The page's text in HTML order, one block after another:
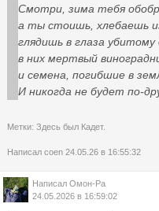
Смотри, зима тебя
а ты стоишь, хлебаешь
глядишь в глаза убитому
в них мертвый
и семена, погибшие в
И никогда не будет по-
Метки: Здесь был Кадет.
Написал coen 24.05.26 в 16:55:32
Написал Омон-Ра
24.05.2026 в 16:59:02